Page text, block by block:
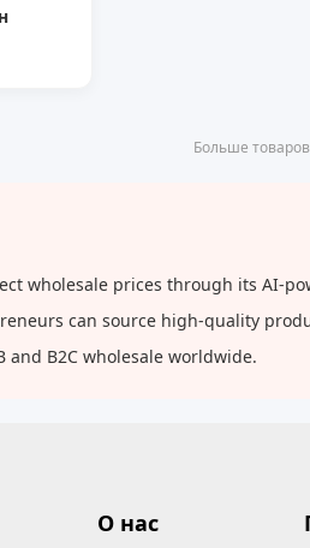
Больше
wholesale prices through its
can source high-quality
and B2C wholesale worldwide.
О нас